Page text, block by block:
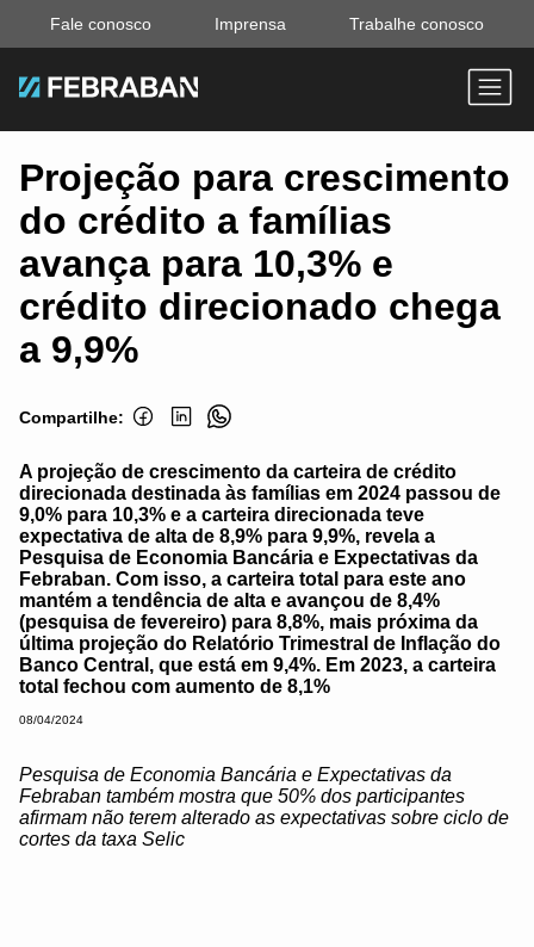
Fale conosco Imprensa Trabalhe conosco
Projeção para crescimento
do crédito a famílias
avança para 10,3% e
crédito direcionado chega
a 9,9%
Compartilhe:
A projeção de crescimento da carteira de crédito
direcionada destinada às famílias em 2024 passou de
9,0% para 10,3% e a carteira direcionada teve
expectativa de alta de 8,9% para 9,9%, revela a
Pesquisa de Economia Bancária e Expectativas da
Febraban. Com isso, a carteira total para este ano
mantém a tendência de alta e avançou de 8,4%
(pesquisa de fevereiro) para 8,8%, mais próxima da
última projeção do Relatório Trimestral de Inflação do
Banco Central, que está em 9,4%. Em 2023, a carteira
total fechou com aumento de 8,1%
08/04/2024
Pesquisa de Economia Bancária e Expectativas da
Febraban também mostra que 50% dos participantes
afirmam não terem alterado as expectativas sobre ciclo de
cortes da taxa Selic